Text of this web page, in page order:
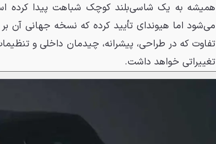
همیشه به یک شاسی‌بلند کوچک شباهت پیدا کرده
می‌شود اما هیوندای تأیید کرده که نسخه جهانی آن
تفاوت که در طراحی، پیشرانه، چیدمان داخلی و
تغییراتی خواهد داشت.